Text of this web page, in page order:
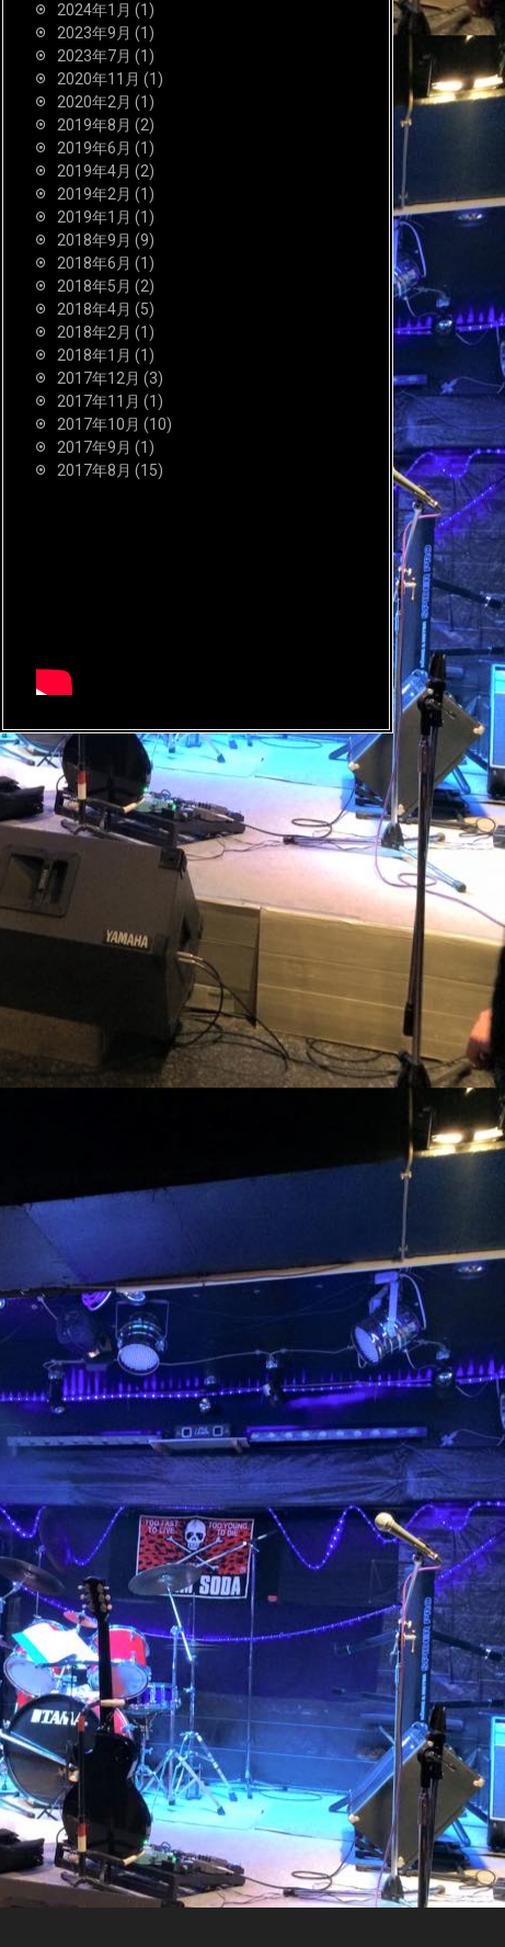
2024年1月 (1)
2023年9月 (1)
2023年7月 (1)
2020年11月 (1)
2020年2月 (1)
2019年8月 (2)
2019年6月 (1)
2019年4月 (2)
2019年2月 (1)
2019年1月 (1)
2018年9月 (9)
2018年6月 (1)
2018年5月 (2)
2018年4月 (5)
2018年2月 (1)
2018年1月 (1)
2017年12月 (3)
2017年11月 (1)
2017年10月 (10)
2017年9月 (1)
2017年8月 (15)